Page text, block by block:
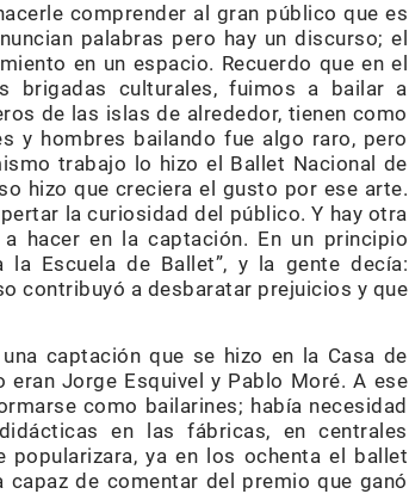
comprender al gran público que es
palabras pero hay un discurso; el
en un espacio. Recuerdo que en el
brigadas culturales, fuimos a bailar a
de las islas de alrededor, tienen como
y hombres bailando fue algo raro, pero
trabajo lo hizo el Ballet Nacional de
hizo que creciera el gusto por ese arte.
la curiosidad del público. Y hay otra
hacer en la captación. En un principio
la Escuela de Ballet”, y la gente decía:
contribuyó a desbaratar prejuicios y que
captación que se hizo en la Casa de
eran Jorge Esquivel y Pablo Moré. A ese
como bailarines; había necesidad
en las fábricas, en centrales
ya en los ochenta el ballet
de comentar del premio que ganó